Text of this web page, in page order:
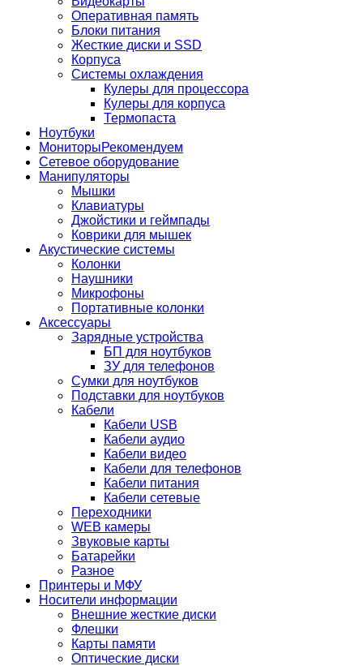
Оперативная память
Блоки питания
Жесткие диски и SSD
Корпуса
Системы охлаждения
Кулеры для процессора
Кулеры для корпуса
Термопаста
Ноутбуки
МониторыРекомендуем
Сетевое оборудование
Манипуляторы
Мышки
Клавиатуры
Джойстики и геймпады
Коврики для мышек
Акустические системы
Колонки
Наушники
Микрофоны
Портативные колонки
Аксессуары
Зарядные устройства
БП для ноутбуков
ЗУ для телефонов
Сумки для ноутбуков
Подставки для ноутбуков
Кабели
Кабели USB
Кабели аудио
Кабели видео
Кабели для телефонов
Кабели питания
Кабели сетевые
Переходники
WEB камеры
Звуковые карты
Батарейки
Разное
Принтеры и МФУ
Носители информации
Внешние жесткие диски
Флешки
Карты памяти
Оптические диски